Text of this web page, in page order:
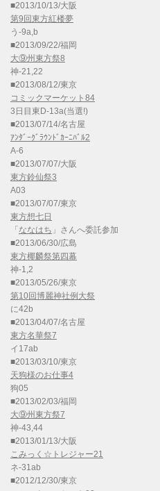
■2013/10/13/大阪
第9回東方紅楼夢
う-9a,b
■2013/09/22/福岡
大⑨州東方祭8
神-21,22
■2013/08/12/東京
コミックマーケット84
3日目東D-13a(当選!)
■2013/07/14/名古屋
ｱﾝﾀﾞｰｸﾞﾗｳﾝﾄﾞｶｰﾆﾊﾞﾙ2
A-6
■2013/07/07/大阪
東方鈴仙祭3
A03
■2013/07/07/東京
東方想七日
「 ななはち 」さんへ委託参加
■2013/06/30/広島
東方椰麟祭第四幕
神-1,2
■2013/05/26/東京
第10回博麗神社例大祭
に42b
■2013/04/07/名古屋
東方名華祭7
イ17ab
■2013/03/10/東京
天狗様のお仕事4
狗05
■2013/02/03/福岡
大⑨州東方祭7
神-43,44
■2013/01/13/大阪
こみっく☆トレジャー21
ネ-31ab
■2012/12/30/東京